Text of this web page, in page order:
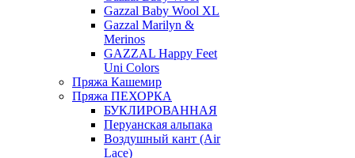
Gazzal Baby Wool XL
Gazzal Marilyn &
Merinos
GAZZAL Happy Feet
Uni Colors
Пряжа Кашемир
Пряжа ПЕХОРКА
БУКЛИРОВАННАЯ
Перуанская альпака
Воздушный кант (Air
Lace)